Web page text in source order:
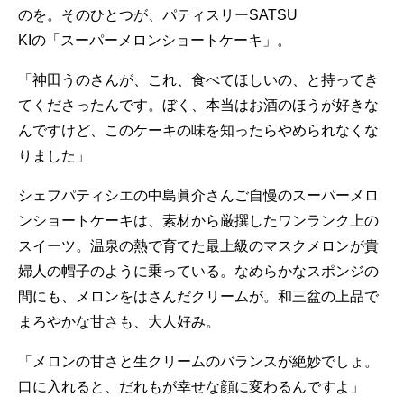
のを。そのひとつが、パティスリーSATSU
KIの「スーパーメロンショートケーキ」。
「神田うのさんが、これ、食べてほしいの、と持ってき
てくださったんです。ぼく、本当はお酒のほうが好きな
んですけど、このケーキの味を知ったらやめられなくな
りました」
シェフパティシエの中島眞介さんご自慢のスーパーメロ
ンショートケーキは、素材から厳撰したワンランク上の
スイーツ。温泉の熱で育てた最上級のマスクメロンが貴
婦人の帽子のように乗っている。なめらかなスポンジの
間にも、メロンをはさんだクリームが。和三盆の上品で
まろやかな甘さも、大人好み。
「メロンの甘さと生クリームのバランスが絶妙でしょ。
口に入れると、だれもが幸せな顔に変わるんですよ」